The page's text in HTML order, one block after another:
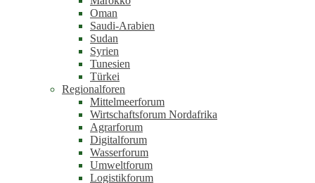
Oman
Saudi-Arabien
Sudan
Syrien
Tunesien
Türkei
Regionalforen
Mittelmeerforum
Wirtschaftsforum Nordafrika
Agrarforum
Digitalforum
Wasserforum
Umweltforum
Logistikforum